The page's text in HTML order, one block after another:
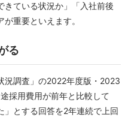
きている状況か」「入社前後
重要といえます。
る
況調査」の2022年度版・2023
採用費用が前年と比較して
」とする回答を2年連続で上回